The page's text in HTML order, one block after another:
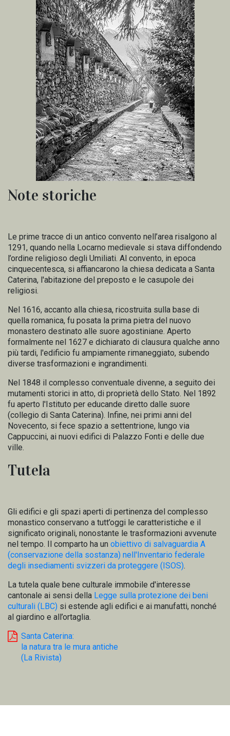
Note storiche
Le prime tracce di un antico convento nell’area risalgono al
1291, quando nella Locarno medievale si stava diffondendo
l’ordine religioso degli Umiliati. Al convento, in epoca
cinquecentesca, si affiancarono la chiesa dedicata a Santa
Caterina, l'abitazione del preposto e le casupole dei
religiosi.
Nel 1616, accanto alla chiesa, ricostruita sulla base di
quella romanica, fu posata la prima pietra del nuovo
monastero destinato alle suore agostiniane. Aperto
formalmente nel 1627 e dichiarato di clausura qualche anno
più tardi, l'edificio fu ampiamente rimaneggiato, subendo
diverse trasformazioni e ingrandimenti.
Nel 1848 il complesso conventuale divenne, a seguito dei
mutamenti storici in atto, di proprietà dello Stato. Nel 1892
fu aperto l'Istituto per educande diretto dalle suore
(collegio di Santa Caterina). Infine, nei primi anni del
Novecento, si fece spazio a settentrione, lungo via
Cappuccini, ai nuovi edifici di Palazzo Fonti e delle due
ville.
Tutela
Gli edifici e gli spazi aperti di pertinenza del complesso
monastico conservano a tutt’oggi le caratteristiche e il
significato originali, nonostante le trasformazioni avvenute
nel tempo. Il comparto ha un obiettivo di salvaguardia A
(conservazione della sostanza) nell'Inventario federale
degli insediamenti svizzeri da proteggere (ISOS).
La tutela quale bene culturale immobile d'interesse
cantonale ai sensi della Legge sulla protezione dei beni
culturali (LBC) si estende agli edifici e ai manufatti, nonché
al giardino e all’ortaglia.
Santa Caterina:
la natura tra le mura antiche
(La Rivista)